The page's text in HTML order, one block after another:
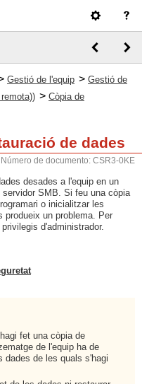
Gestió de l'equip > Gestió de
> Còpia de
de dades
Número de documento: CSR3-0KE
desades a l'equip en un
SMB. Si feu una còpia
o inicialitzar les
produeix un problema. Per
d'administrador.
fet una còpia de
de l'equip ha de
dades de les quals s'hagi